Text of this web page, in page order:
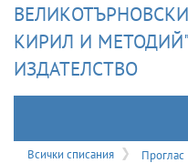
КИРИЛ И
ИЗДАТЕЛСТВО
Всички списания Проглас